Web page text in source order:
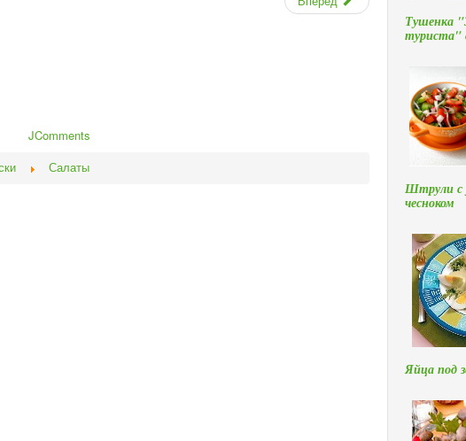
JComments
Салаты
Тушенка
туриста"
Штрули с
чесноком
Яйца под